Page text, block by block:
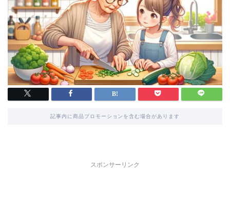
記事内に商品プロモーションを含む場合があります
スポンサーリンク